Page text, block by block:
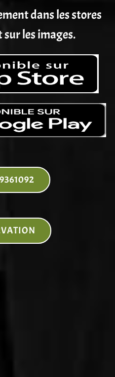
dans les stores
les images.